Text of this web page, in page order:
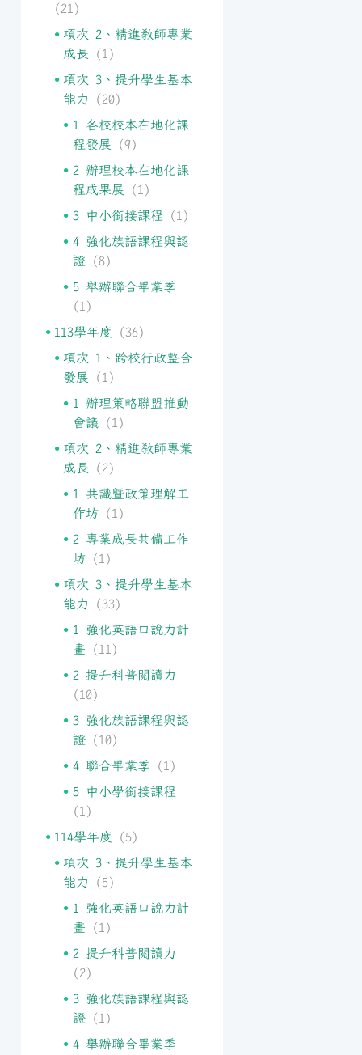
(21)
項次 2、精進教師專業
成長 (1)
項次 3、提升學生基本
能力
(20)
1 各校校本在地化課
程發展 (9)
2 辦理校本在地化課
程成果展 (1)
3 中小銜接課程 (1)
4 強化族語課程與認
證(8)
5 舉辦聯合畢業季
(1)
113學年度 (36)
項次 1、跨校行政整合
發展 (1)
1 辦理策略聯盟推動
會議(1)
項次 2、精進教師專業
成長 (2)
1 共識暨政策理解工
作坊 (1)
2 專業成長共備工作
坊 (1)
項次 3、提升學生基本
能力
(33)
1 強化英語口說力計
畫 (11)
2 提升科普閱讀力
(10)
3 強化族語課程與認
證(10)
4 聯合畢業季 (1)
5 中小學銜接課程
(1)
114學年度 (5)
項次 3、提升學生基本
能力
(5)
1 強化英語口說力計
畫 (1)
2 提升科普閱讀力
(2)
3 強化族語課程與認
證(1)
4 舉辦聯合畢業季